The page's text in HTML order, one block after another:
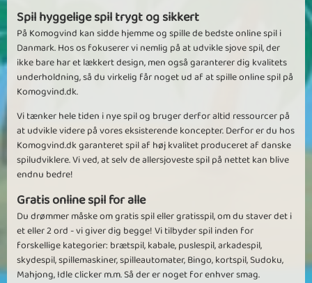
Spil hyggelige spil trygt og sikkert
På Komogvind kan sidde hjemme og spille de bedste online spil i
Danmark. Hos os fokuserer vi nemlig på at udvikle sjove spil, der
ikke bare har et lækkert design, men også garanterer dig kvalitets
underholdning, så du virkelig får noget ud af at spille online spil på
Komogvind.dk.
Vi tænker hele tiden i nye spil og bruger derfor altid ressourcer på
at udvikle videre på vores eksisterende koncepter. Derfor er du hos
Komogvind.dk garanteret spil af høj kvalitet produceret af danske
spiludviklere. Vi ved, at selv de allersjoveste spil på nettet kan blive
endnu bedre!
Gratis online spil for alle
Du drømmer måske om gratis spil eller gratisspil, om du staver det i
et eller 2 ord - vi giver dig begge! Vi tilbyder spil inden for
forskellige kategorier: brætspil, kabale, puslespil, arkadespil,
skydespil, spillemaskiner, spilleautomater, Bingo, kortspil, Sudoku,
Mahjong, Idle clicker m.m. Så der er noget for enhver smag.